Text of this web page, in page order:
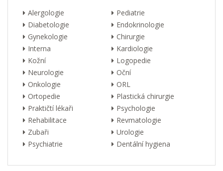
Alergologie
Pediatrie
Diabetologie
Endokrinologie
Gynekologie
Chirurgie
Interna
Kardiologie
Kožní
Logopedie
Neurologie
Oční
Onkologie
ORL
Ortopedie
Plastická chirurgie
Praktičtí lékaři
Psychologie
Rehabilitace
Revmatologie
Zubaři
Urologie
Psychiatrie
Dentální hygiena